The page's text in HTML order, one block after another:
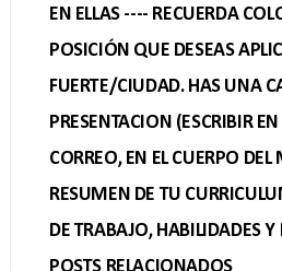
EN ELLAS ---- RECUERDA
POSICIÓN QUE DESEAS
FUERTE/CIUDAD. HAS UNA
PRESENTACION (ESCRIBIR
CORREO, EN EL CUERPO
RESUMEN DE TU
DE TRABAJO, HABILIDADES